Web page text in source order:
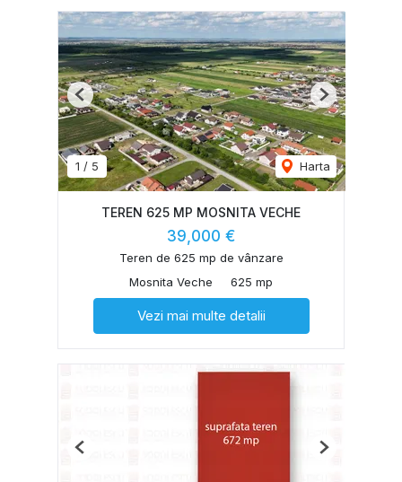
1 / 5 Harta
Previous Next
TEREN 625 MP MOSNITA VECHE
39,000 €
Teren de 625 mp de vânzare
Mosnita Veche
625 mp
Vezi mai multe detalii
Previous Next